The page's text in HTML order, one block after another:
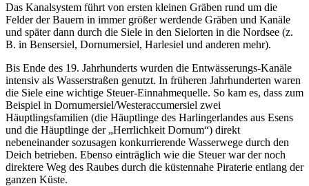
Das Kanalsystem führt von ersten kleinen Gräben rund um die
Felder der Bauern in immer größer werdende Gräben und Kanäle
und später dann durch die Siele in den Sielorten in die Nordsee (z.
B. in Bensersiel, Dornumersiel, Harlesiel und anderen mehr).
Bis Ende des 19. Jahrhunderts wurden die Entwässerungs-Kanäle
intensiv als Wasserstraßen genutzt. In früheren Jahrhunderten waren
die Siele eine wichtige Steuer-Einnahmequelle. So kam es, dass zum
Beispiel in Dornumersiel/Westeraccumersiel zwei
Häuptlingsfamilien (die Häuptlinge des Harlingerlandes aus Esens
und die Häuptlinge der „Herrlichkeit Dornum“) direkt
nebeneinander sozusagen konkurrierende Wasserwege durch den
Deich betrieben. Ebenso einträglich wie die Steuer war der noch
direktere Weg des Raubes durch die küstennahe Piraterie entlang der
ganzen Küste.